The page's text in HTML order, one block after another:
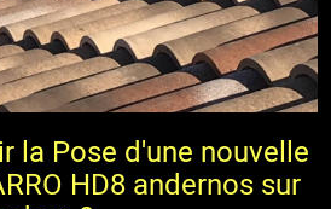
la Pose d'une nouvelle
HD8 andernos sur